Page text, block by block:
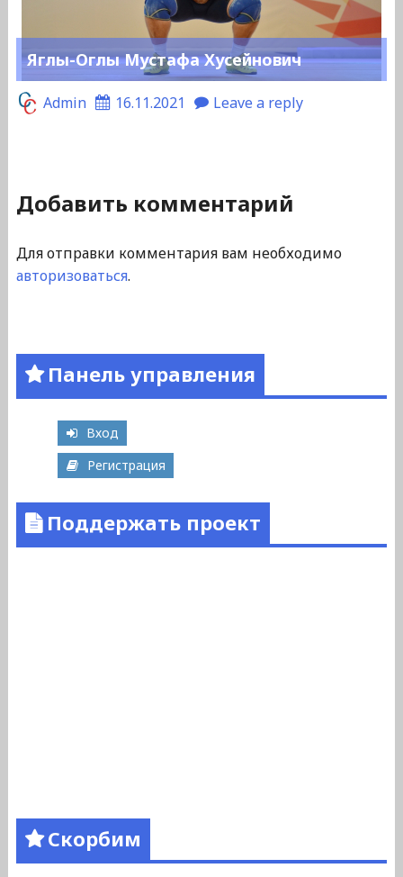
Яглы-Оглы Мустафа Хусейнович
Admin 16.11.2021 Leave a reply
Добавить комментарий
Для отправки комментария вам необходимо
авторизоваться.
Панель управления
Вход
Регистрация
Поддержать проект
Скорбим